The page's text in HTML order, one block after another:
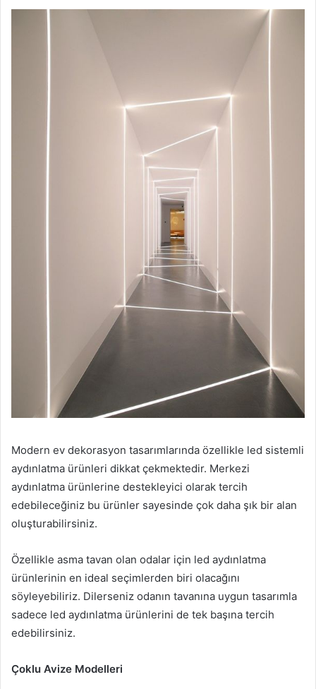
Modern ev dekorasyon tasarımlarında özellikle led sistemli
aydınlatma ürünleri dikkat çekmektedir. Merkezi
aydınlatma ürünlerine destekleyici olarak tercih
edebileceğiniz bu ürünler sayesinde çok daha şık bir alan
oluşturabilirsiniz.
Özellikle asma tavan olan odalar için led aydınlatma
ürünlerinin en ideal seçimlerden biri olacağını
söyleyebiliriz. Dilerseniz odanın tavanına uygun tasarımla
sadece led aydınlatma ürünlerini de tek başına tercih
edebilirsiniz.
Çoklu Avize Modelleri